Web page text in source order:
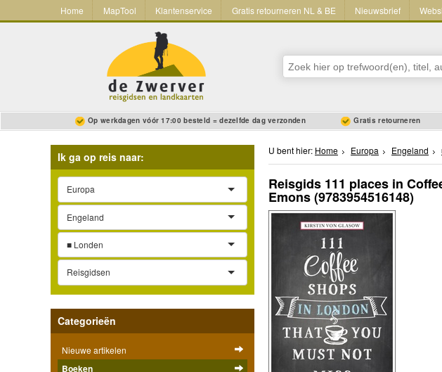
Home MapTool Klantenservice Gratis retourneren NL & BE Nieuwsbrief
Op werkdagen vóór 17:00 besteld = dezelfde dag verzonden Gratis retourneren
Ik ga op reis naar:
Europa
Engeland
■ Londen
Reisgidsen
Categorieën
Nieuwe artikelen
Boeken
U bent hier: Home Europa Engeland
Reisgids 111 places in
Emons(9783954516148)